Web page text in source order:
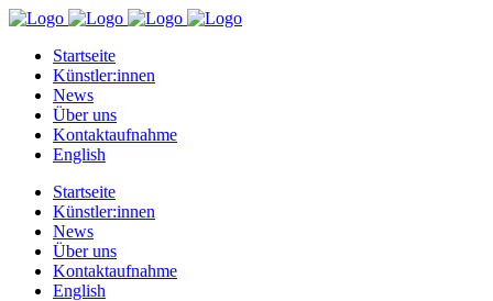
Startseite
Künstler:innen
News
Über uns
Kontaktaufnahme
English
Startseite
Künstler:innen
News
Über uns
Kontaktaufnahme
English